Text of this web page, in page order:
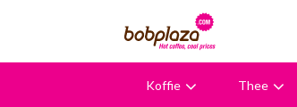
Koffie Thee